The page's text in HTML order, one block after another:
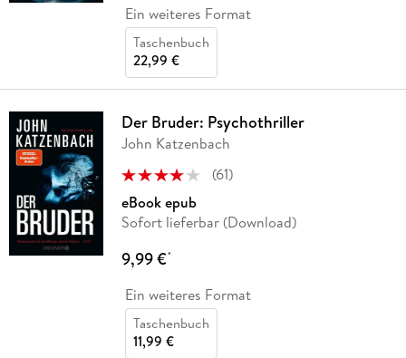
Ein weiteres Format
Taschenbuch
22,99 €
Der Bruder: Psychothriller
John Katzenbach
(61)
eBook epub
Sofort lieferbar (Download)
9,99 €*
Ein weiteres Format
Taschenbuch
11,99 €